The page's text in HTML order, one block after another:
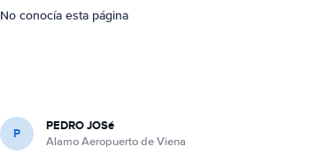
No conocía esta página
P PEDRO JOSé
Alamo Aeropuerto de Viena